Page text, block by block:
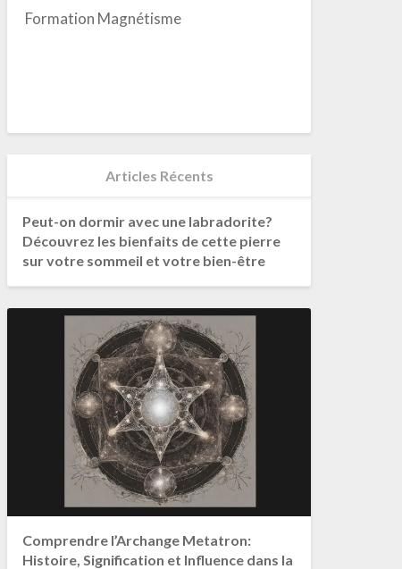
Formation Magnétisme
Articles Récents
Peut-on dormir avec une labradorite?
Découvrez les bienfaits de cette pierre
sur votre sommeil et votre bien-être
Comprendre l’Archange Metatron:
Histoire, Signification et Influence dans la